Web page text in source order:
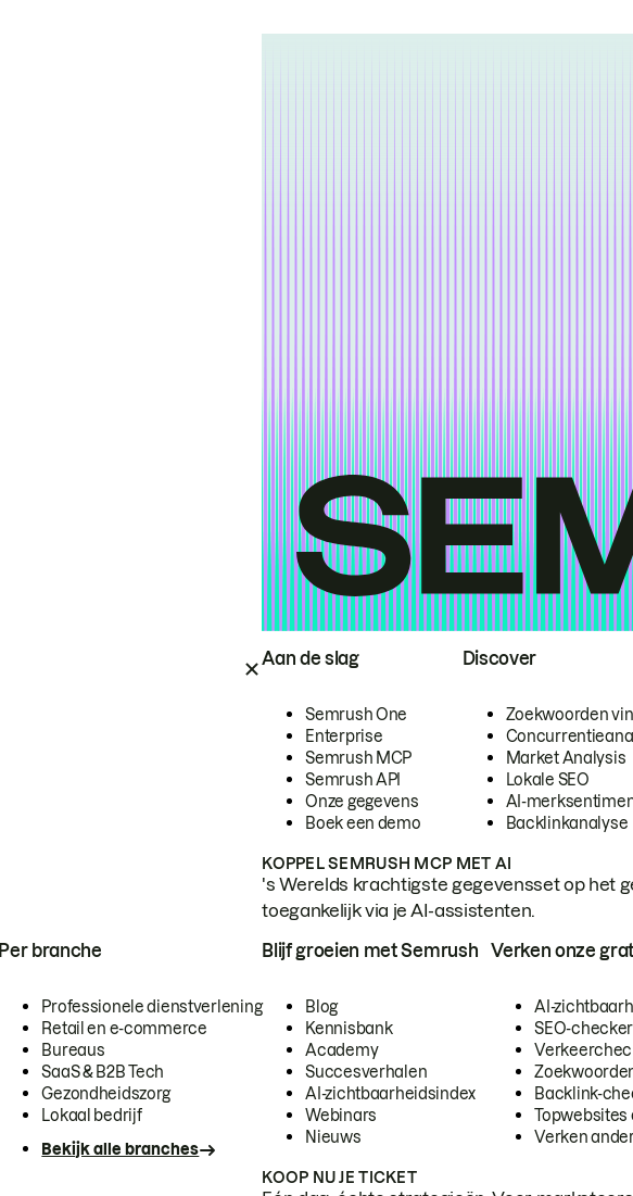
Aan de slag
Semrush One
Enterprise
Semrush MCP
Semrush API
Onze gegevens
Boek een demo
Discover
Zoekwoorden
Market Analysis
Lokale SEO
AI-
Backlinkanalyse
KOPPEL SEMRUSH MCP MET AI
's Werelds krachtigste gegevensset op het
toegankelijk via je AI-assistenten.
Per branche
Professionele dienstverlening
Retail en e-commerce
Bureaus
SaaS & B2B Tech
Gezondheidszorg
Lokaal bedrijf
Bekijk alle branches
Blijf groeien met Semrush
Blog
Kennisbank
Academy
Succesverhalen
AI-zichtbaarheidsindex
Webinars
Nieuws
Verken onze
AI-
SEO-checker
Backlink-
Topwebsites
Verken
KOOP NU JE TICKET